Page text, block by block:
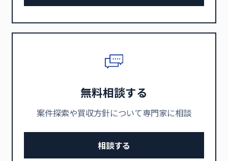
無料相談する
案件探索や買収方針について専門家に相談
相談する